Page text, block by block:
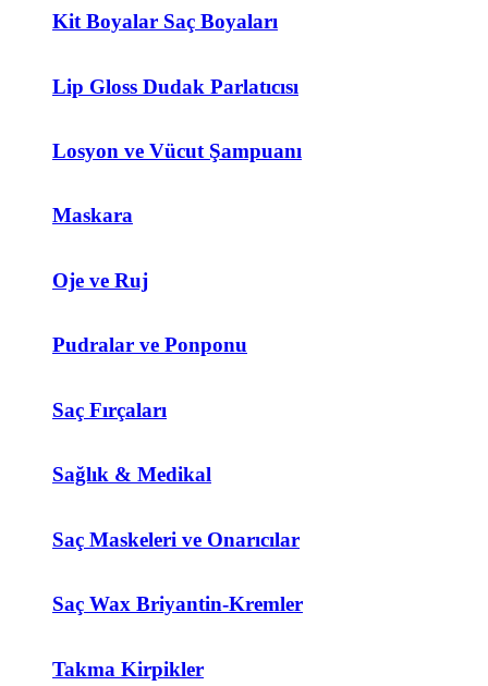
Kit Boyalar Saç Boyaları
Lip Gloss Dudak Parlatıcısı
Losyon ve Vücut Şampuanı
Maskara
Oje ve Ruj
Pudralar ve Ponponu
Saç Fırçaları
Sağlık & Medikal
Saç Maskeleri ve Onarıcılar
Saç Wax Briyantin-Kremler
Takma Kirpikler